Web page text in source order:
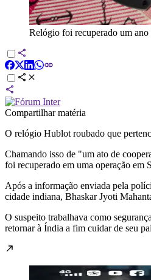
Relógio foi recuperado um
Compartilhar matéria
O relógio Hublot roubado que
Chamando isso de "um ato de
foi recuperado em uma operação em
Após a informação enviada pela
cidade indiana, Bhaskar Jyoti
O suspeito trabalhava como
retornar à Índia a fim cuidar de seu